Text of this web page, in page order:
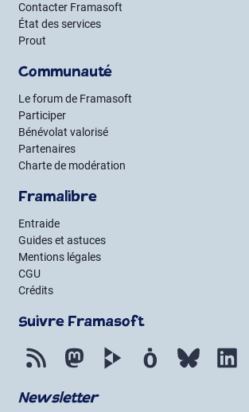
Contacter Framasoft
État des services
Prout
Communauté
Le forum de Framasoft
Participer
Bénévolat valorisé
Partenaires
Charte de modération
Framalibre
Entraide
Guides et astuces
Mentions légales
CGU
Crédits
Suivre Framasoft
Flux RSS MastodonPeerTube Mobilizon Bluesky
Newsletter